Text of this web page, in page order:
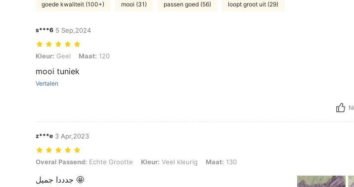
goede kwaliteit (100+) mooi (31) passen goed (56) loopt groot uit (29)
s***6 5 Sep,2024
Kleur: Geel, Maat: 120
Kleur: Geel Maat: 120
mooi tuniek
Vertalen
z***e 3 Apr,2023
Overal Passend: Echte Grootte, Kleur: Veel kleurig, Maat: 130
Overal Passend: Echte Grootte Kleur: Veel kleurig Maat: 130
جدددا جميل 🤩